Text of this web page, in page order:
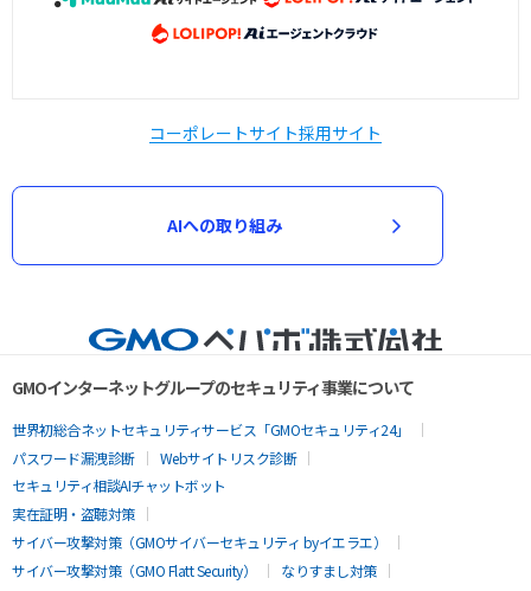
コーポレートサイト採用サイト
AIへの取り組み
GMOインターネットグループのセキュリティ事業について
世界初総合ネットセキュリティサービス「GMOセキュリティ24」
パスワード漏洩診断
Webサイトリスク診断
セキュリティ相談AIチャットボット
実在証明・盗聴対策
サイバー攻撃対策（GMOサイバーセキュリティ byイエラエ）
サイバー攻撃対策（GMO Flatt Security）
なりすまし対策